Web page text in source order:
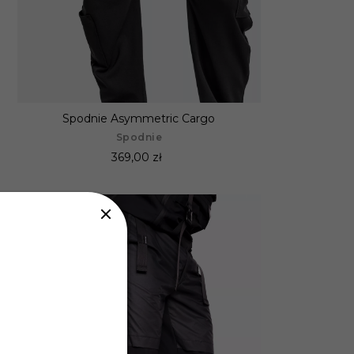
Spodnie Asymmetric Cargo
Spodnie
369,00 zł